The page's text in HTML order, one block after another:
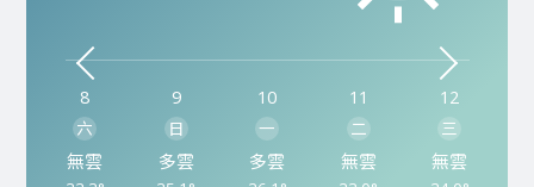
8
六
無雲
9
日
多雲
10
一
多雲
11
二
無雲
12
三
無雲
8
六
雨天
9
日
無雲
10
一
無雲
11
二
多雲
12
三
雨天
8
六
無雲
9
日
雨天
10
一
無雲
11
二
多雲
12
三
無雲
8
六
無雲
9
日
無雲
10
一
無雲
11
二
無雲
12
三
無雲
8
六
無雲
9
日
無雲
10
一
無雲
11
二
無雲
12
三
多雲